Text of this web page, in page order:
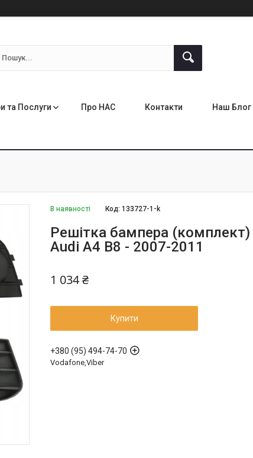
та Послуги Про НАС Контакти Наш Блог
В наявності Код:133727-1-k
Решітка бампера (комплект)
Audi A4 B8 - 2007-2011
1 034 ₴
Купити
+380 (95) 494-74-70
Vodafone,Viber